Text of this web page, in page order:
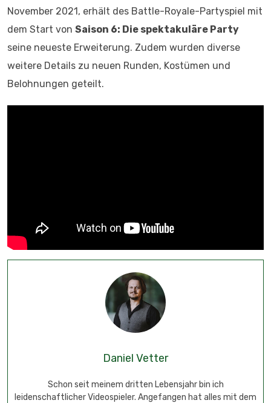
November 2021, erhält des Battle-Royale-Partyspiel mit
dem Start von Saison 6: Die spektakuläre Party
seine neueste Erweiterung. Zudem wurden diverse
weitere Details zu neuen Runden, Kostümen und
Belohnungen geteilt.
Daniel Vetter
Schon seit meinem dritten Lebensjahr bin ich
leidenschaftlicher Videospieler. Angefangen hat alles mit dem